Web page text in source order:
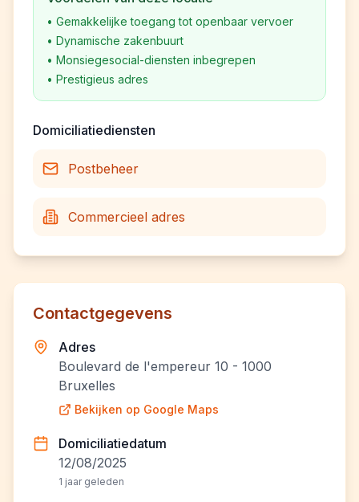
• Gemakkelijke toegang tot openbaar vervoer
• Dynamische zakenbuurt
• Monsiegesocial-diensten inbegrepen
• Prestigieus adres
Domiciliatiediensten
Postbeheer
Commercieel adres
Contactgegevens
Adres
Boulevard de l'empereur 10 - 1000
Bruxelles
Bekijken op Google Maps
Domiciliatiedatum
12/08/2025
1 jaar geleden